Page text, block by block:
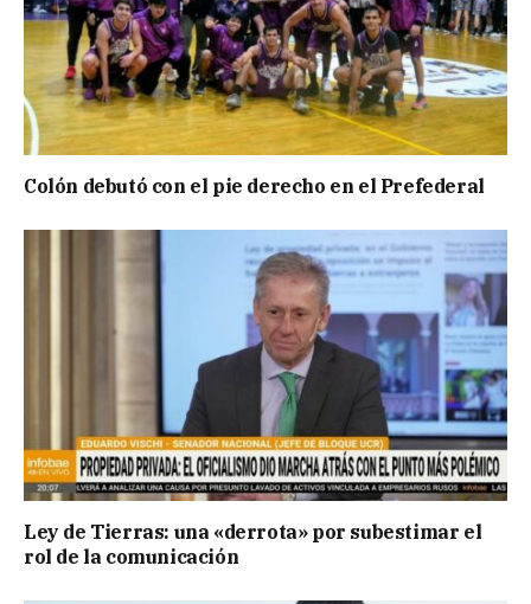
Colón debutó con el pie derecho en el Prefederal
Ley de Tierras: una «derrota» por subestimar el
rol de la comunicación